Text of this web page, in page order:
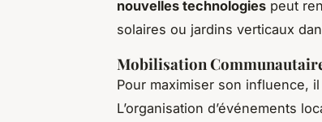
nouvelles technologies peut
solaires ou jardins verticaux
Mobilisation
Pour maximiser son influence,
L’organisation d’événements